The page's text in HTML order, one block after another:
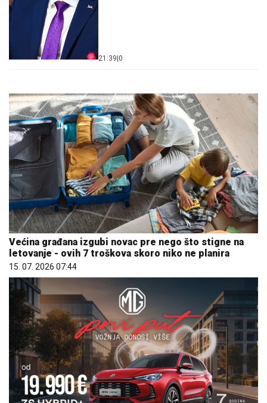
21:39 0
Većina građana izgubi novac pre nego što stigne na
letovanje - ovih 7 troškova skoro niko ne planira
15. 07. 2026 07:44